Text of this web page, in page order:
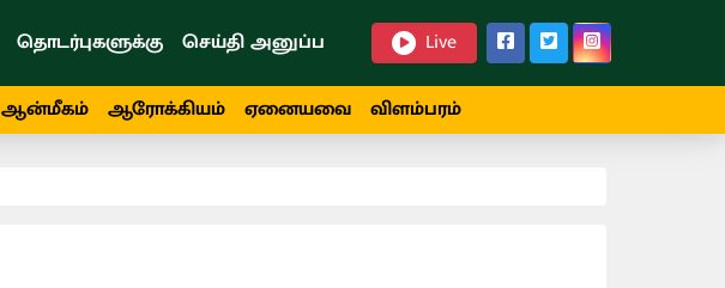
தொடர்புகளுக்கு செய்தி அனுப்ப Live
ஆன்மீகம் ஆரோக்கியம் ஏனையவை விளம்பரம்